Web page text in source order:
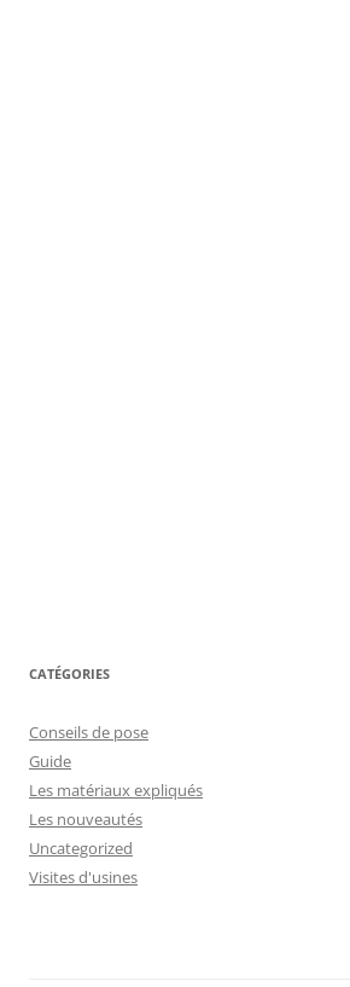
CATÉGORIES
Conseils de pose
Guide
Les matériaux expliqués
Les nouveautés
Uncategorized
Visites d'usines